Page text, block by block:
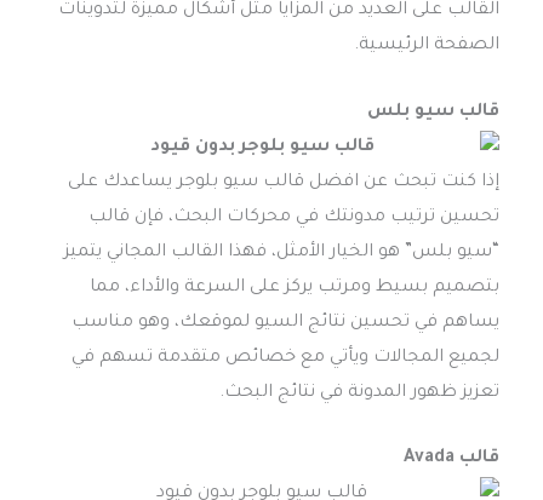
القالب على العديد من المزايا مثل أشكال مميزة لتدوينات
الصفحة الرئيسية.
قالب سيو بلس
إذا كنت تبحث عن افضل قالب سيو بلوجر يساعدك على
تحسين ترتيب مدونتك في محركات البحث، فإن قالب
“سيو بلس” هو الخيار الأمثل، فهذا القالب المجاني يتميز
بتصميم بسيط ومرتب يركز على السرعة والأداء، مما
يساهم في تحسين نتائج السيو لموقعك، وهو مناسب
لجميع المجالات ويأتي مع خصائص متقدمة تسهم في
تعزيز ظهور المدونة في نتائج البحث.
قالب Avada